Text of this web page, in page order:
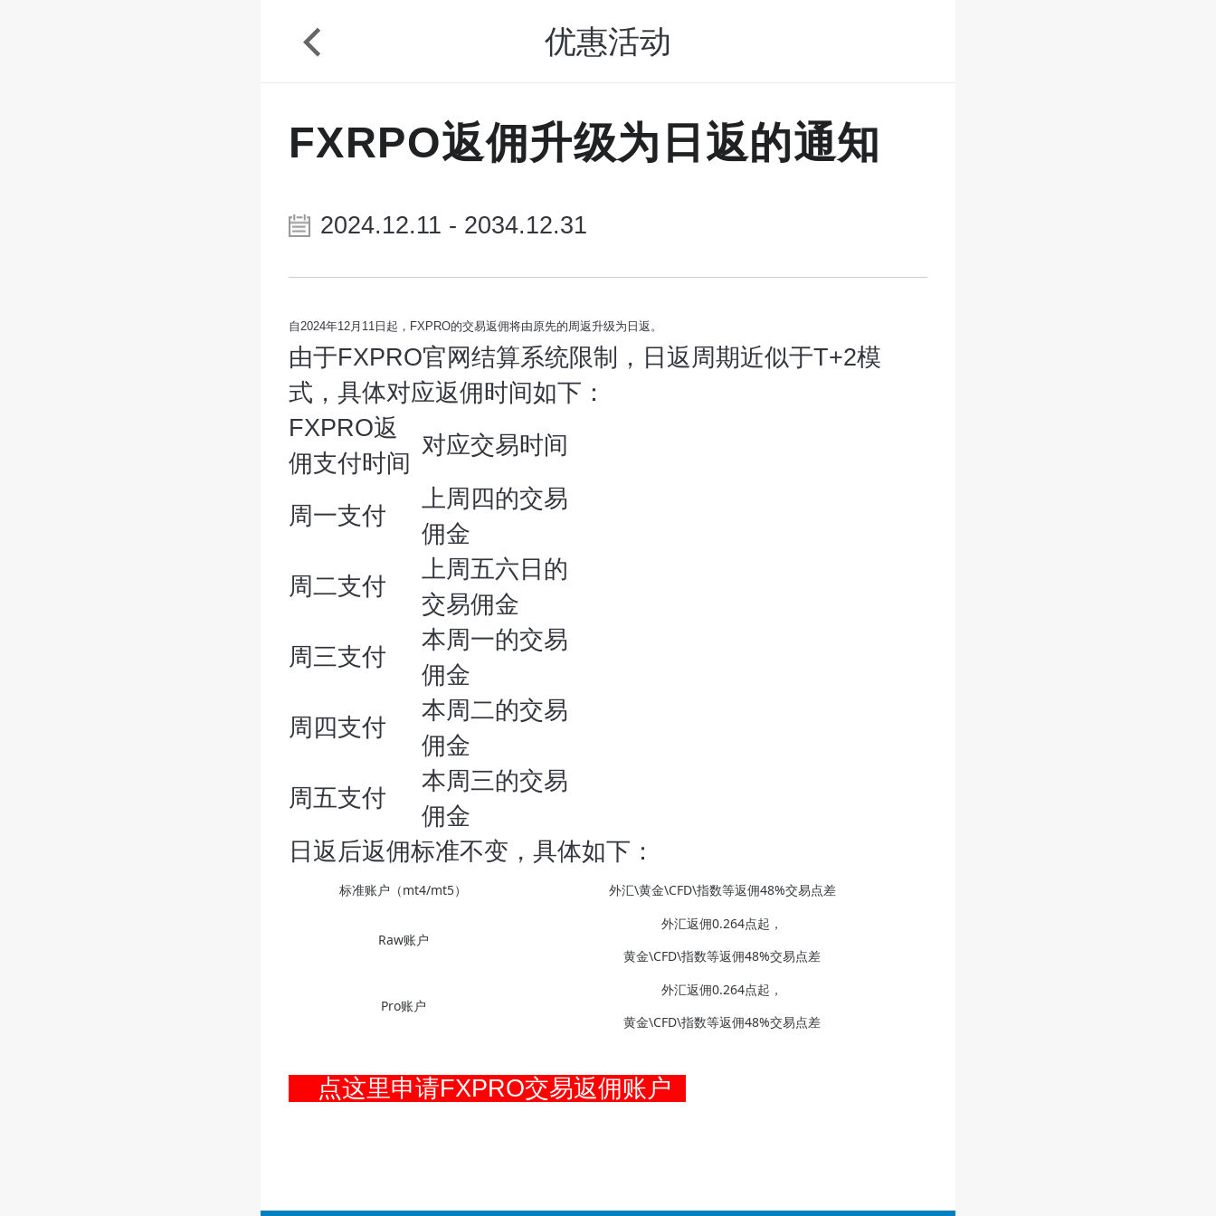
优惠活动
FXRPO返佣升级为日返的通知
2024.12.11 - 2034.12.31
自2024年12月11日起，FXPRO的交易返佣将由原先的周返升级为日返。
由于FXPRO官网结算系统限制，日返周期近似于T+2模
式，具体对应返佣时间如下：
FXPRO返
佣支付时间
对应交易时间
周一支付
上周四的交易
佣金
周二支付
上周五六日的
交易佣金
周三支付
本周一的交易
佣金
周四支付
本周二的交易
佣金
周五支付
本周三的交易
佣金
日返后返佣标准不变，具体如下：
标准账户（mt4/mt5） 外汇\黄金\CFD\指数等返佣48%交易点差
Raw账户
外汇返佣0.264点起，
黄金\CFD\指数等返佣48%交易点差
Pro账户
外汇返佣0.264点起，
黄金\CFD\指数等返佣48%交易点差
点这里申请FXPRO交易返佣账户